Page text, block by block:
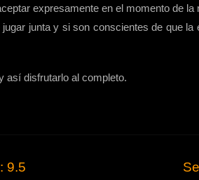
expresamente en el momento de
junta y si son conscientes de que
así disfrutarlo al completo.
9.5